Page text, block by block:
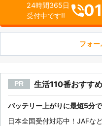
24時間365日
受付中です!!
フォー
PR 生活110番おすす
バッテリー上がりに最短5分
日本全国受付対応中！JAFな